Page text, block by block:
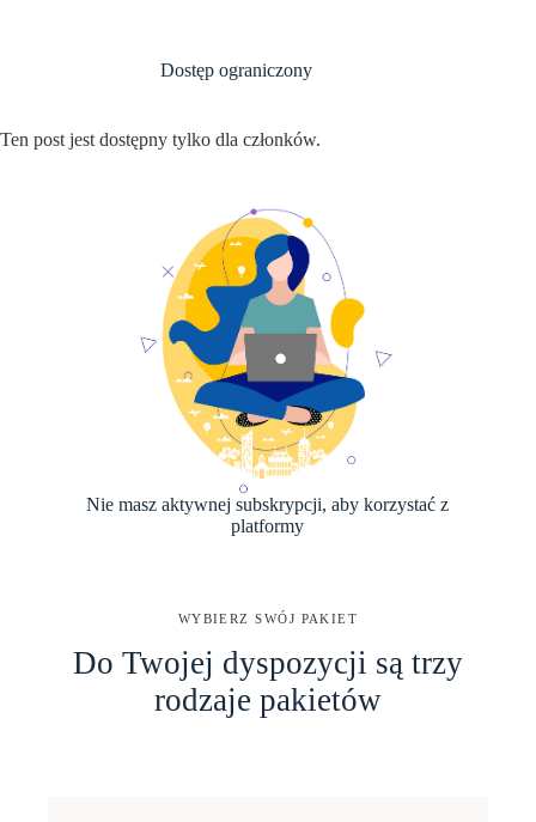
Dostęp ograniczony
Ten post jest dostępny tylko dla członków.
Nie masz aktywnej subskrypcji, aby korzystać z
platformy
WYBIERZ SWÓJ PAKIET
Do Twojej dyspozycji są trzy
rodzaje pakietów